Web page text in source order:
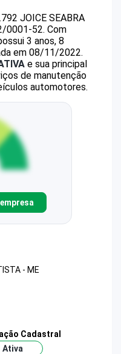
JOICE SEABRA
0001-52. Com
3 anos, 8
em 08/11/2022.
e sua principal
de manutenção
automotores.
- ME
Cadastral
Ativa